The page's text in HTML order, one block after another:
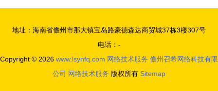
念与关系
地址：海南省儋州市那大镇宝岛路豪德森达商贸城37栋3楼307号
电话：-
Copyright © 2026 www.lsynfq.com 网络技术服务 儋州召希网络科技有限
公司 网络技术服务 版权所有 Sitemap